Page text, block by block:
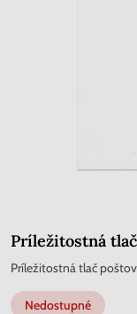
Príležitostná
Príležitostná tlač
Nedostupné